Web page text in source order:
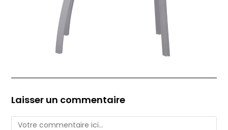
Laisser un commentaire
Comment